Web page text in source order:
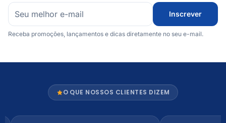
Inscrever
Receba promoções, lançamentos e dicas diretamente no seu e-mail.
O QUE NOSSOS CLIENTES DIZEM